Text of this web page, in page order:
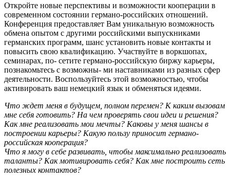
Откройте новые перспективы и возможности кооперации в
современном состоянии германо-российских отношений.
Конференция предоставляет Вам уникальную возможность
обмена опытом с другими российскими выпускниками
германских программ, шанс установить новые контакты и
повысить свою квалификацию. Участвуйте в воркшопах,
семинарах, по- сетите германо-российскую биржу карьеры,
познакомьтесь с возможны- ми наставниками из разных сфер
деятельности. Воспользуйтесь этой возможностью, чтобы
активировать ваш немецкий язык и обменяться идеями.
Что ждет меня в будущем, полном перемен? К каким вызовам
мне себя готовить? На чем проверять свои идеи и решения?
Как мне реализовать мои мечты? Каковы у меня шансы в
построении карьеры? Какую пользу приносит германо-
российская кооперация?
Что я могу в себе развивать, чтобы максимально реализовать
таланты? Как мотивировать себя? Как мне построить сеть
полезных контактов?